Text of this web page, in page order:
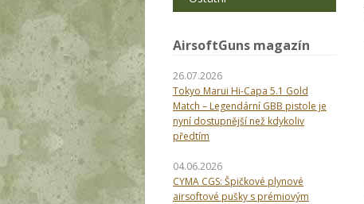
AirsoftGuns magazín
26.07.2026
Tokyo Marui Hi-Capa 5.1 Gold
Match – Legendární GBB pistole je
nyní dostupnější než kdykoliv
předtím
04.06.2026
CYMA CGS: Špičkové plynové
airsoftové pušky s prémiovým